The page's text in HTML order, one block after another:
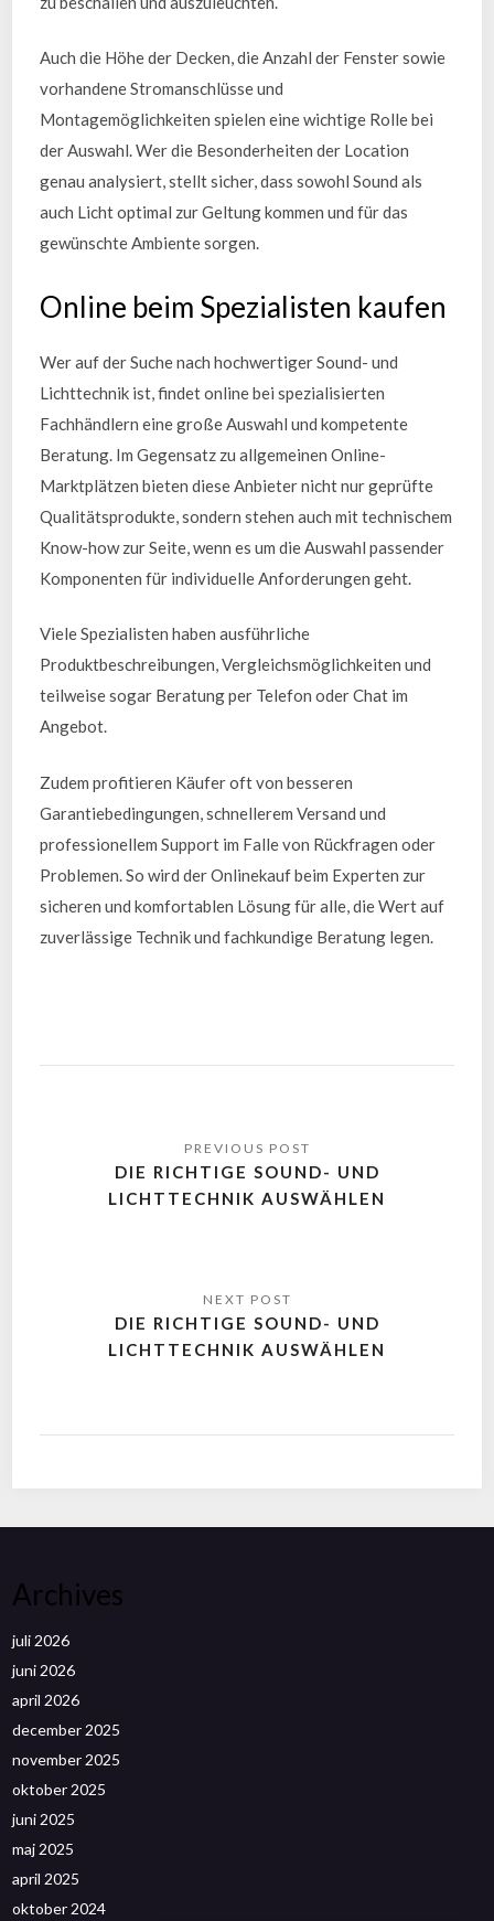
Auch die Höhe der Decken, die Anzahl der Fenster sowie
vorhandene Stromanschlüsse und
Montagemöglichkeiten spielen eine wichtige Rolle bei
der Auswahl. Wer die Besonderheiten der Location
genau analysiert, stellt sicher, dass sowohl Sound als
auch Licht optimal zur Geltung kommen und für das
gewünschte Ambiente sorgen.
Online beim Spezialisten kaufen
Wer auf der Suche nach hochwertiger Sound- und
Lichttechnik ist, findet online bei spezialisierten
Fachhändlern eine große Auswahl und kompetente
Beratung. Im Gegensatz zu allgemeinen Online-
Marktplätzen bieten diese Anbieter nicht nur geprüfte
Qualitätsprodukte, sondern stehen auch mit technischem
Know-how zur Seite, wenn es um die Auswahl passender
Komponenten für individuelle Anforderungen geht.
Viele Spezialisten haben ausführliche
Produktbeschreibungen, Vergleichsmöglichkeiten und
teilweise sogar Beratung per Telefon oder Chat im
Angebot.
Zudem profitieren Käufer oft von besseren
Garantiebedingungen, schnellerem Versand und
professionellem Support im Falle von Rückfragen oder
Problemen. So wird der Onlinekauf beim Experten zur
sicheren und komfortablen Lösung für alle, die Wert auf
zuverlässige Technik und fachkundige Beratung legen.
DIE RICHTIGE SOUND- UND
LICHTTECHNIK AUSWÄHLEN
DIE RICHTIGE SOUND- UND
LICHTTECHNIK AUSWÄHLEN
Archives
juli 2026
juni 2026
april 2026
december 2025
november 2025
oktober 2025
juni 2025
maj 2025
april 2025
oktober 2024